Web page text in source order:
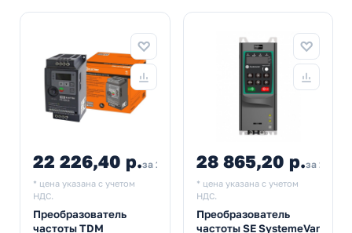
22 226,40 р.за 1 шт
* цена указана с учетом
НДС.
Преобразователь
частоты TDM
28 865,20 р.за 1 шт
* цена указана с учетом
НДС.
Преобразователь
частоты SE SystemeVar